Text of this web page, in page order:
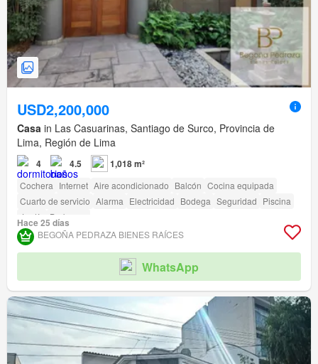
USD2,200,000
Casa in Las Casuarinas, Santiago de Surco, Provincia de
Lima, Región de Lima
4 4.5 1,018 m²
Cochera Internet Aire acondicionado Balcón Cocina equipada
Cuarto de servicio Alarma Electricidad Bodega Seguridad Piscina
Jardín
Barbacoa
Hace 25 días
BEGOÑA PEDRAZA BIENES RAÍCES
WhatsApp